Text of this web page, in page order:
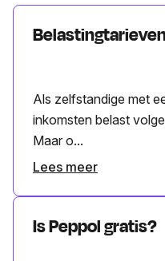
Als zelfstandige met
inkomsten belast
Maar o...
Lees meer
Is Peppol gratis?